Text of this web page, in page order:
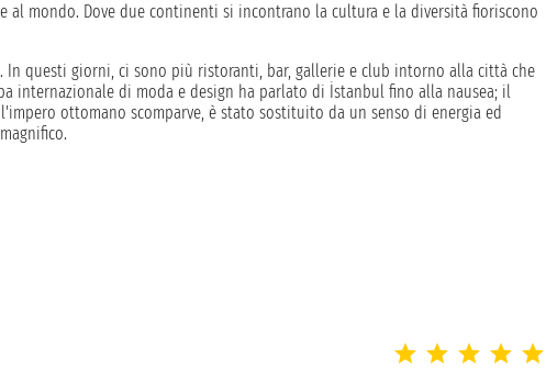
al mondo. Dove due continenti si incontrano la cultura e la diversità fioriscono
In questi giorni, ci sono più ristoranti, bar, gallerie e club intorno alla città che
internazionale di moda e design ha parlato di İstanbul fino alla nausea; il
ottomano scomparve, è stato sostituito da un senso di energia ed